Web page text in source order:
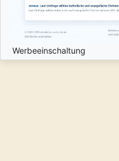
Werbeeinschaltung